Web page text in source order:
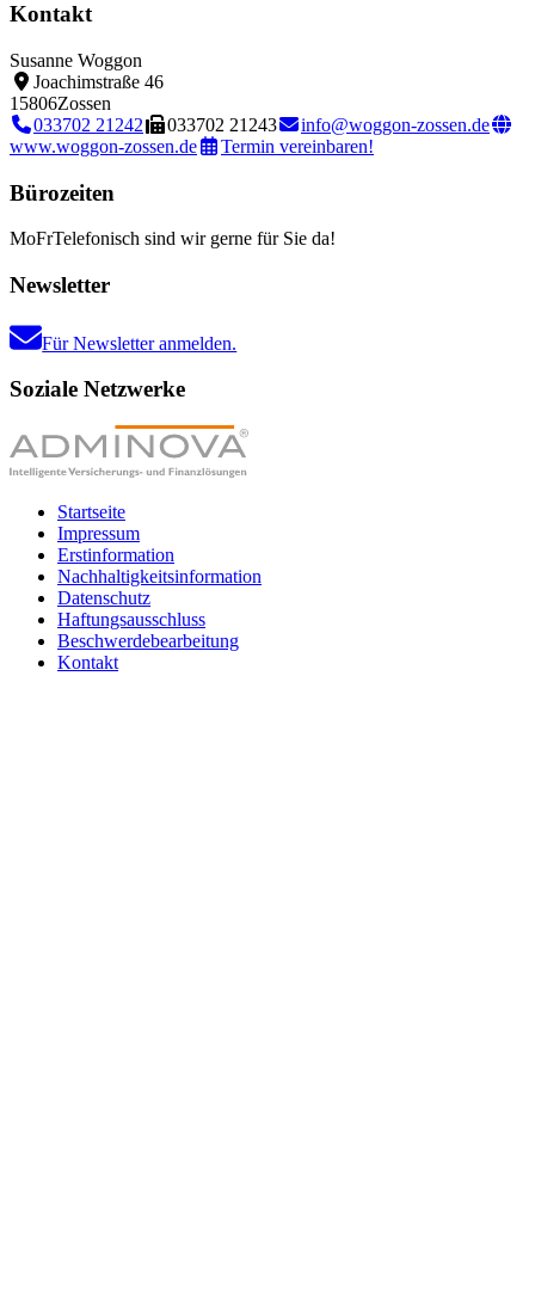
Kontakt
Susanne Woggon
Joachimstraße 46
15806Zossen
033702 21242
033702 21243
info@woggon-zossen.de
www.woggon-zossen.de
Termin vereinbaren!
Bürozeiten
MoFrTelefonisch sind wir gerne für Sie da!
Newsletter
Für Newsletter anmelden.
Soziale Netzwerke
Startseite
Impressum
Erstinformation
Nachhaltigkeitsinformation
Datenschutz
Haftungsausschluss
Beschwerdebearbeitung
Kontakt